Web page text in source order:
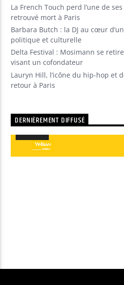
La French Touch perd l’une de
retrouvé mort à Paris
Barbara Butch : la DJ au cœur
politique et culturelle
Delta Festival : Mosimann se
visant un cofondateur
Lauryn Hill, l’icône du hip-hop et
retour à Paris
DERNIÈREMENT DIFFUSÉ
Lecteur
audio